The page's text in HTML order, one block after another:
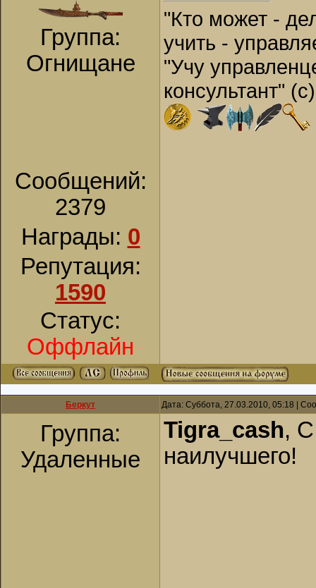
Группа:
Огнищане
Сообщений:
2379
Награды: 0
Репутация:
1590
Статус:
Оффлайн
"Кто может -
учить -
"Учу
консультант"
Беркут Дата: Суббота, 27.03.2010, 05:18 |
Группа:
Удаленные
Tigra_cash,
наилучшего!